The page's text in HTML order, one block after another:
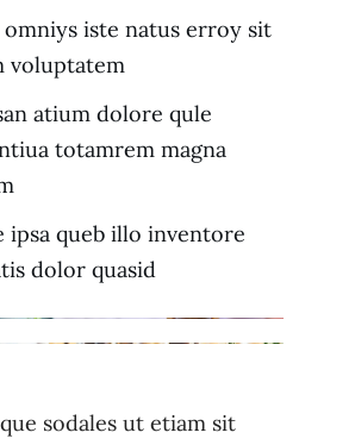
iste natus erroy sit
voluptatem
atium dolore qule
totamrem magna
ipsa queb illo inventore
dolor quasid
sodales ut etiam sit